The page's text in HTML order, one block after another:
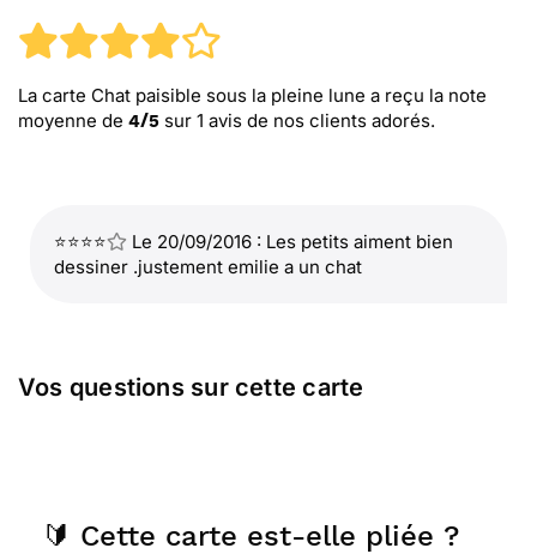
La carte Chat paisible sous la pleine lune a reçu la note
moyenne de 4/5 sur 1 avis de nos clients adorés.
⭐⭐⭐⭐
Le 20/09/2016 : Les petits aiment bien
dessiner .justement emilie a un chat
Vos questions sur cette carte
🔰 Cette carte est-elle pliée ?